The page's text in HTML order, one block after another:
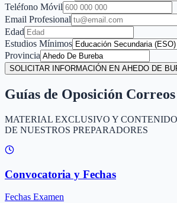
Teléfono Móvil
Email Profesional
Edad
Estudios Mínimos
Provincia
SOLICITAR INFORMACIÓN EN AHEDO DE
Guías de Oposición Correos
MATERIAL EXCLUSIVO Y
DE NUESTROS PREPARADORES
Convocatoria y Fechas
Fechas Examen